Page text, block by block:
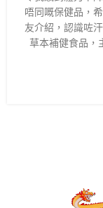
唔同嘅保健品，
友介紹，認識咗
草本補健食品，